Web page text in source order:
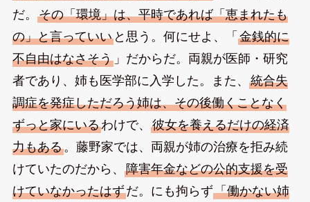
だ。 その「環境」は、平時であれば「恵まれたも
の」と言っていいと思う。何にせよ、「 金銭的に
不自由はなさそう」だからだ。両親が医師・研究
者であり、姉も医学部に入学した。また、 統合失
調症を発症しただろう姉は、その後働くことなく
ずっと家にいるわけで、 彼女を養えるだけの経済
力もある。藤野家では、両親が姉の治療を拒み続
けていたのだから、 障害年金などの公的支援を受
けていなかったはずだ。にも拘らず「働かない姉